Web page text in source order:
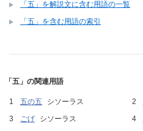
「五」を解説文に含む用語の一覧
「五」を含む用語の索引
「五」の関連用語
五の五 シソーラス
ごげ
シソーラス